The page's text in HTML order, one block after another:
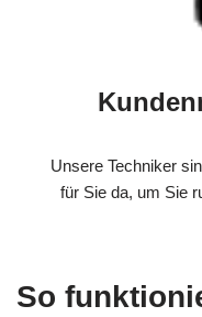
Unsere Techniker
für Sie da, um Sie
So